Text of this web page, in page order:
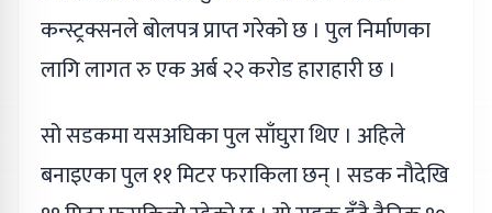
कन्स्ट्रक्सनले बोलपत्र प्राप्त गरेको छ । पुल निर्माणका
लागि लागत रु एक अर्ब २२ करोड हाराहारी छ ।
सो सडकमा यसअघिका पुल साँघुरा थिए । अहिले
बनाइएका पुल ११ मिटर फराकिला छन् । सडक नौदेखि